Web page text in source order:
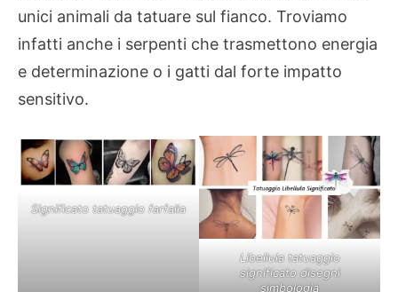
unici animali da tatuare sul fianco. Troviamo
infatti anche i serpenti che trasmettono energia
e determinazione o i gatti dal forte impatto
sensitivo.
Significato tatuaggio farfalla
Libellula tatuaggio
significato disegni
simbologia